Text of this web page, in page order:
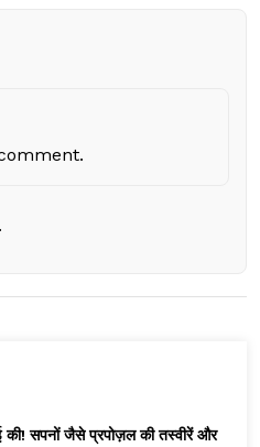
सपनों जैसे प्रपोज़ल की तस्वीरें और